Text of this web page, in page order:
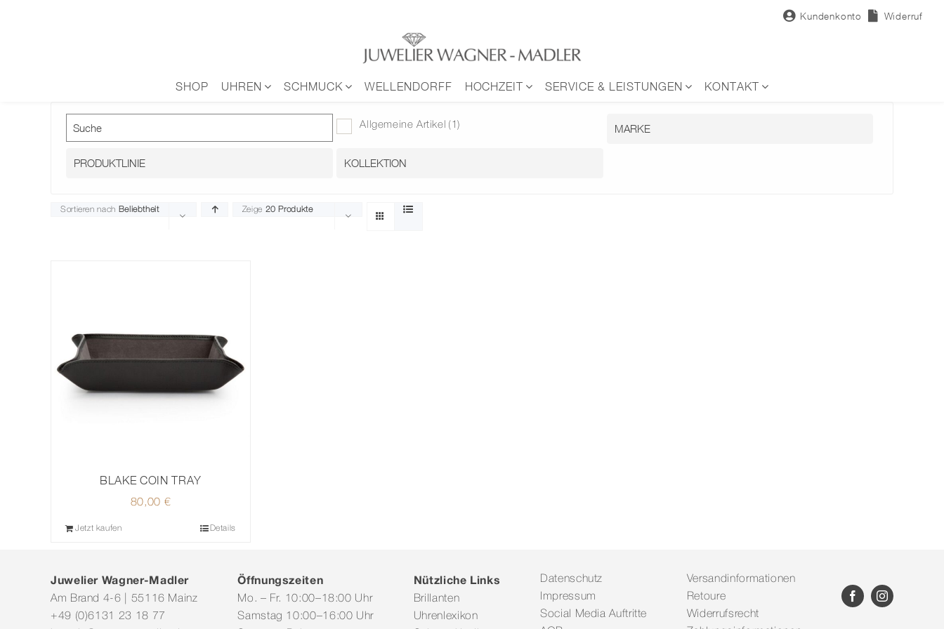
Kundenkonto Widerruf
SHOP UHREN SCHMUCK WELLENDORFF HOCHZEIT SERVICE & LEISTUNGEN KONTAKT
Allgemeine Artikel (1)
Sortieren nach Beliebtheit Zeige 20 Produkte
BLAKE COIN TRAY
80,00 €
Jetzt kaufen Details
Juwelier Wagner-Madler
Am Brand 4-6 | 55116 Mainz
+49 (0)6131 23 18 77
Öffnungszeiten
Mo. – Fr. 10:00–18:00 Uhr
Samstag 10:00–16:00 Uhr
Nützliche Links
Brillanten
Uhrenlexikon
Datenschutz
Impressum
Social Media Auftritte
Versandinformationen
Retoure
Widerrufsrecht